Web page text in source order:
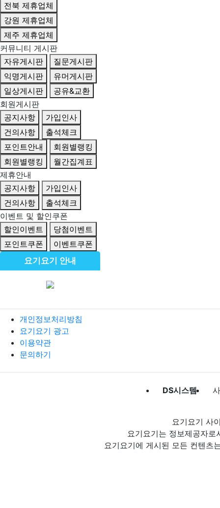
전북 제휴업체
강원 제휴업체
제주 제휴업체
커뮤니티 게시판
자유게시판
질문게시판
익명게시판
유머게시판
일상게시판
공유&교환
회원게시판
공지사항
가입인사
건의사항
출석체크
포인트안내
회원별랭킹
회원별랭킹
월간집계표
제휴안내
공지사항
가입인사
건의사항
출석체크
이벤트 및 할인쿠폰
할인이벤트
당첨이벤트
포인트쿠폰
이벤트쿠폰
요기요기 안내
개인정보처리방침
요기요기 광고
이용약관
문의하기
DS시스템
요기요기 사
요기요기는 정보제공자
요기요기에 게시된 모든 컨텐츠